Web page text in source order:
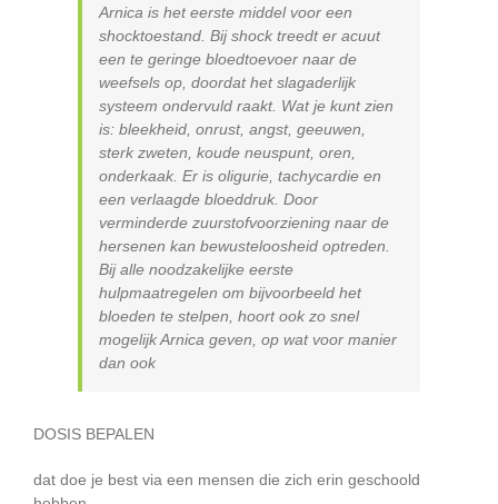
Arnica is het eerste middel voor een
shocktoestand. Bij shock treedt er acuut
een te geringe bloedtoevoer naar de
weefsels op, doordat het slagaderlijk
systeem ondervuld raakt. Wat je kunt zien
is: bleekheid, onrust, angst, geeuwen,
sterk zweten, koude neuspunt, oren,
onderkaak. Er is oligurie, tachycardie en
een verlaagde bloeddruk. Door
verminderde zuurstofvoorziening naar de
hersenen kan bewusteloosheid optreden.
Bij alle noodzakelijke eerste
hulpmaatregelen om bijvoorbeeld het
bloeden te stelpen, hoort ook zo snel
mogelijk Arnica geven, op wat voor manier
dan ook
DOSIS BEPALEN
dat doe je best via een mensen die zich erin geschoold